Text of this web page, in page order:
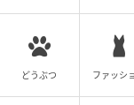
最後はスイーツ
トーショコラ(希
どうぶつ ファッシ